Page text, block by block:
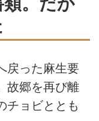
戻った麻生要
故郷を再び離
チョビととも